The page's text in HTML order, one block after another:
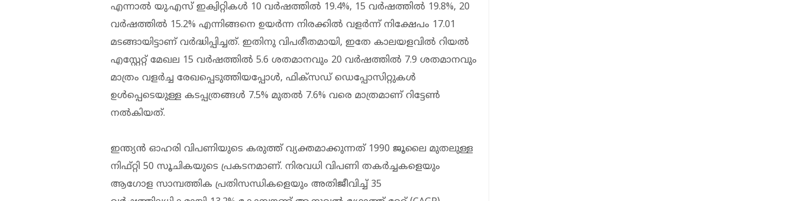
എന്നാൽ യു.എസ് ഇക്വിറ്റികൾ 10 വർഷത്തിൽ 19.4%, 15 വർഷത്തിൽ 19.8%, 20
വർഷത്തിൽ 15.2% എന്നിങ്ങനെ ഉയർന്ന നിരക്കിൽ വളർന്ന് നിക്ഷേപം 17.01
മടങ്ങായിട്ടാണ് വർദ്ധിപ്പിച്ചത്. ഇതിനു വിപരീതമായി, ഇതേ കാലയളവിൽ റിയൽ
എസ്റ്റേറ്റ് മേഖല 15 വർഷത്തിൽ 5.6 ശതമാനവും 20 വർഷത്തിൽ 7.9 ശതമാനവും
മാത്രം വളർച്ച രേഖപ്പെടുത്തിയപ്പോൾ, ഫിക്സഡ് ഡെപ്പോസിറ്റുകൾ
ഉൾപ്പെടെയുള്ള കടപ്പത്രങ്ങൾ 7.5% മുതൽ 7.6% വരെ മാത്രമാണ് റിട്ടേൺ
നൽകിയത്.
ഇന്ത്യൻ ഓഹരി വിപണിയുടെ കരുത്ത് വ്യക്തമാക്കുന്നത് 1990 ജൂലൈ മുതലുള്ള
നിഫ്റ്റി 50 സൂചികയുടെ പ്രകടനമാണ്. നിരവധി വിപണി തകർച്ചകളെയും
ആഗോള സാമ്പത്തിക പ്രതിസന്ധികളെയും അതിജീവിച്ച് 35